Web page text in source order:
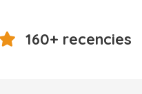
160+ recencies